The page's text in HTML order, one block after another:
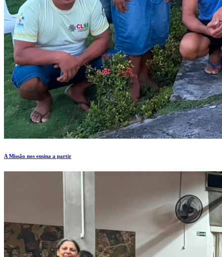
A Missão nos ensina a partir